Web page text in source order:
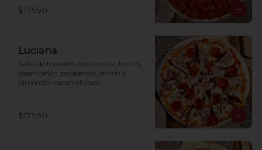
$17.990
Luciana
Salsa de tomates, mozzarella, tocino,
champiñón, pepperoni, jamón y
pimentón caramelizado.
$17.990